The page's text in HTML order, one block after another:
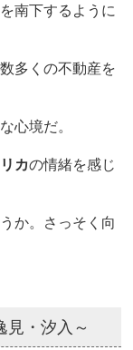
南下するように
多くの不動産を
心境だ。
カの情緒を感じ
か。さっそく向
汐入～